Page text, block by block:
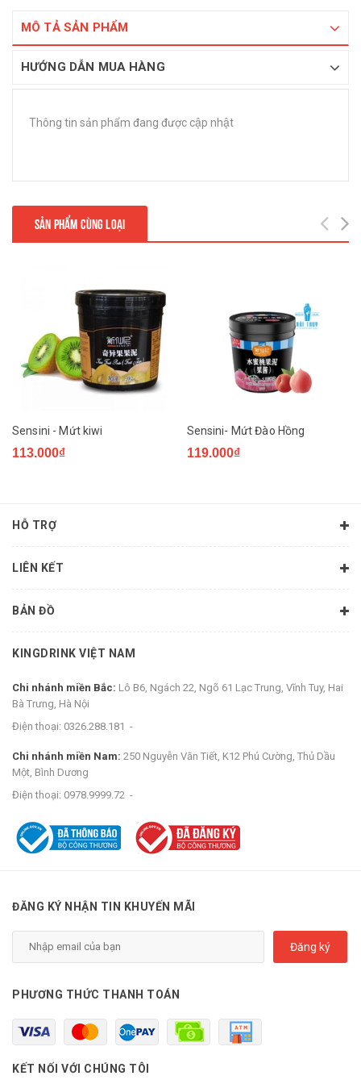
MÔ TẢ SẢN PHẨM
HƯỚNG DẪN MUA HÀNG
Thông tin sản phẩm đang được cập nhật
SẢN PHẨM CÙNG LOẠI
Sensini - Mứt kiwi
113.000₫
Sensini- Mứt Đào Hồng
119.000₫
HỖ TRỢ
LIÊN KẾT
BẢN ĐỒ
KINGDRINK VIỆT NAM
Chi nhánh miền Bắc: Lô B6, Ngách 22, Ngõ 61 Lạc Trung, Vĩnh Tuy, Hai
Bà Trưng, Hà Nội
Điện thoại: 0326.288.181 -
Chi nhánh miền Nam: 250 Nguyễn Văn Tiết, K12 Phú Cường, Thủ Dầu
Một, Bình Dương
Điện thoại: 0978.9999.72 -
ĐĂNG KÝ NHẬN TIN KHUYẾN MÃI
Đăng ký
PHƯƠNG THỨC THANH TOÁN
KẾT NỐI VỚI CHÚNG TÔI